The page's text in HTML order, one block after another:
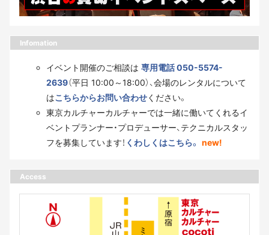
Infomation
イベント開催のご相談は 専用電話 050-5574-
2639（平日 10:00～18:00）、会場のレンタルについて
はこちらからお問い合わせください。
東京カルチャーカルチャーでは一緒に働いてくれるイ
ベントプランナー・プロデューサー、テクニカルスタッ
フを募集しています！ くわしくはこちら。 new!
Access